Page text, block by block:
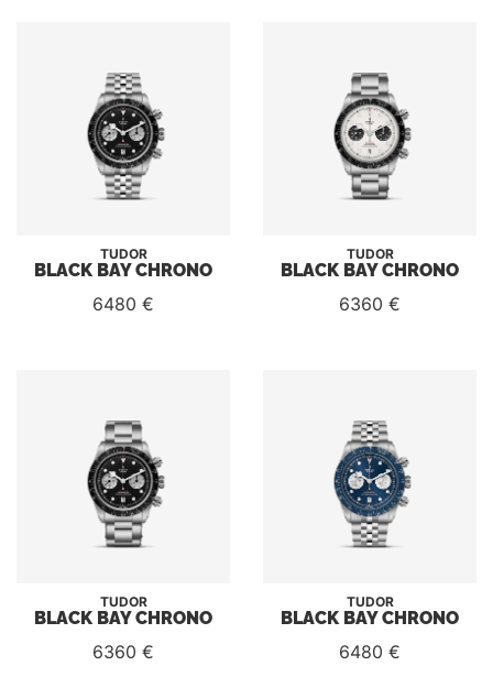
TUDOR
BLACK BAY CHRONO
6480 €
TUDOR
BLACK BAY CHRONO
6360 €
TUDOR
BLACK BAY CHRONO
6360 €
TUDOR
BLACK BAY CHRONO
6480 €